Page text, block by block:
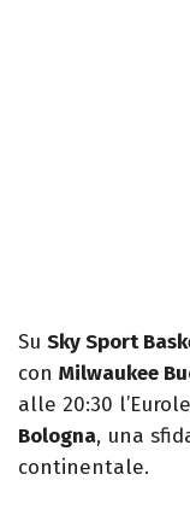
Su Sky Sport
con Milwaukee
alle 20:30
Bologna, una
continentale.